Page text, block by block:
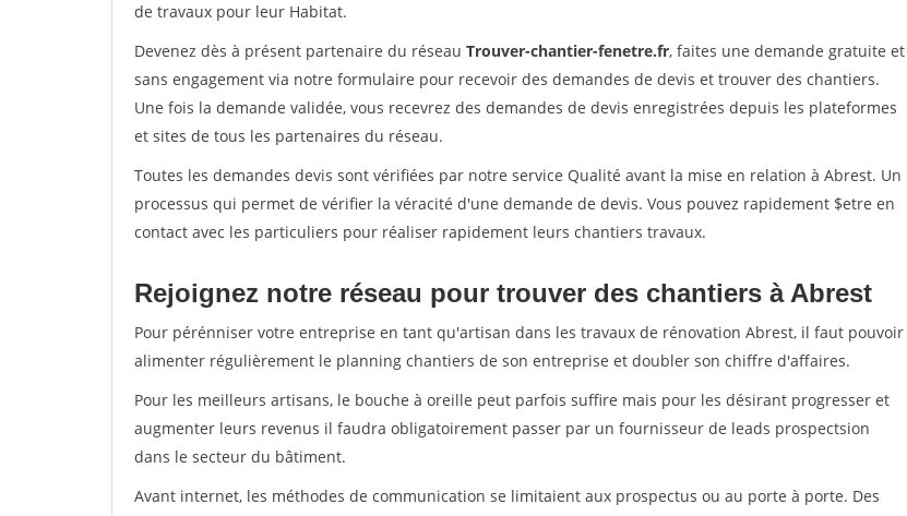
de travaux pour leur Habitat.
Devenez dès à présent partenaire du réseau Trouver-chantier-fenetre.fr, faites une demande gratuite et
sans engagement via notre formulaire pour recevoir des demandes de devis et trouver des chantiers.
Une fois la demande validée, vous recevrez des demandes de devis enregistrées depuis les plateformes
et sites de tous les partenaires du réseau.
Toutes les demandes devis sont vérifiées par notre service Qualité avant la mise en relation à Abrest. Un
processus qui permet de vérifier la véracité d'une demande de devis. Vous pouvez rapidement $etre en
contact avec les particuliers pour réaliser rapidement leurs chantiers travaux.
Rejoignez notre réseau pour trouver des chantiers à Abrest
Pour pérénniser votre entreprise en tant qu'artisan dans les travaux de rénovation Abrest, il faut pouvoir
alimenter régulièrement le planning chantiers de son entreprise et doubler son chiffre d'affaires.
Pour les meilleurs artisans, le bouche à oreille peut parfois suffire mais pour les désirant progresser et
augmenter leurs revenus il faudra obligatoirement passer par un fournisseur de leads prospectsion
dans le secteur du bâtiment.
Avant internet, les méthodes de communication se limitaient aux prospectus ou au porte à porte. Des